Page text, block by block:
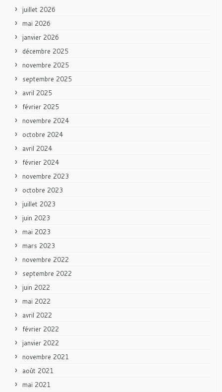
juillet 2026
mai 2026
janvier 2026
décembre 2025
novembre 2025
septembre 2025
avril 2025
février 2025
novembre 2024
octobre 2024
avril 2024
février 2024
novembre 2023
octobre 2023
juillet 2023
juin 2023
mai 2023
mars 2023
novembre 2022
septembre 2022
juin 2022
mai 2022
avril 2022
février 2022
janvier 2022
novembre 2021
août 2021
mai 2021